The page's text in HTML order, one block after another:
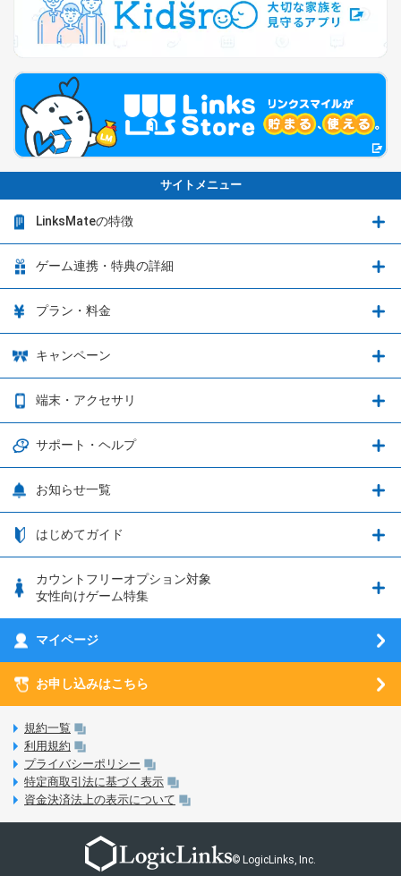
サイトメニュー
LinksMateの特徴
LinksMateの特徴
音声通話料金がもっとオトクに
データ通信容量繰り越し
通信エリアと通信速度状況
つながる端末保証
フィルタリングアプリ
5G回線オプションについて
LINE年齢認証について
LinksStoreについて
ゲーム連携・特典の詳細
ゲーム連携・特典の詳細
ブレイブソード×ブレイズソウル
ウマ娘 プリティーダービー
プリンセスコネクト！Re:Dive
釣り★スタ
ウマスクについて
プラン・料金
プラン・料金
3種類のSIMタイプ
日割り計算
キャンペーン
お得なキャンペーン実施中！
OPPO端末購入キャンペーン第5弾
端末・アクセサリ
端末・アクセサリ
iPhone利用について
動作確認済み端末一覧
サポート・ヘルプ
サポート・ヘルプ
nanoSIM･microSIM･通常SIMの初期設定方法
eSIMの初期設定方法
MVNOのギモンを解消！
3Dセキュアについて
未成年者の方のご契約
通信制限について
動作確認済み端末一覧
お知らせ一覧
お知らせ一覧
はじめてガイド
はじめてガイド
SIMサービスについて
SIMロック解除ガイド
LinksMateのサービスについて
LPについて
おすすめプラン
お申し込み方法
カウントフリーオプション対象
女性向けゲーム特集
刀剣乱舞-ONLINE- Pocket
あんさんぶるスターズ！！Music
マイページ
お申し込みはこちら
規約一覧
利用規約
プライバシーポリシー
特定商取引法に基づく表示
資金決済法上の表示について
© LogicLinks, Inc.